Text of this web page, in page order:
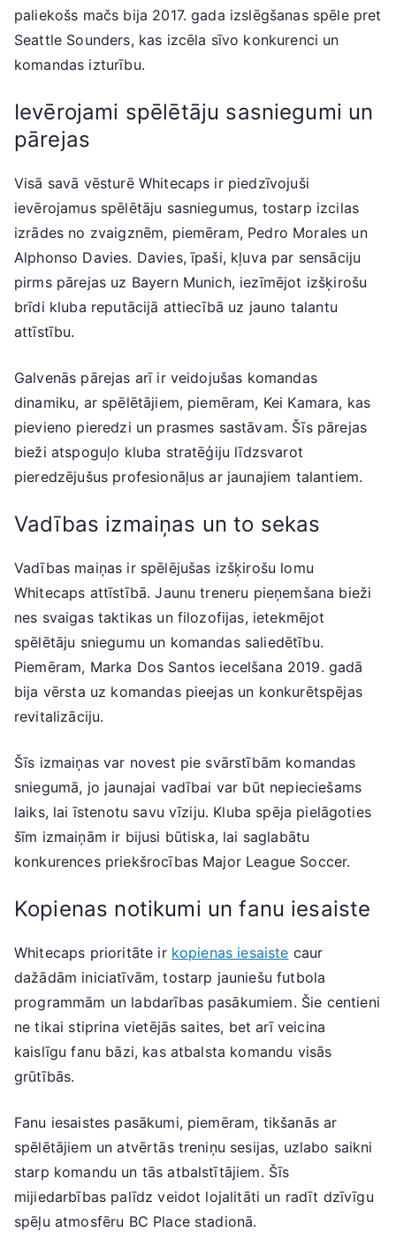
paliekošs mačs bija 2017. gada izslēgšanas spēle pret
Seattle Sounders, kas izcēla sīvo konkurenci un
komandas izturību.
Ievērojami spēlētāju sasniegumi un
pārejas
Visā savā vēsturē Whitecaps ir piedzīvojuši
ievērojamus spēlētāju sasniegumus, tostarp izcilas
izrādes no zvaigznēm, piemēram, Pedro Morales un
Alphonso Davies. Davies, īpaši, kļuva par sensāciju
pirms pārejas uz Bayern Munich, iezīmējot izšķirošu
brīdi kluba reputācijā attiecībā uz jauno talantu
attīstību.
Galvenās pārejas arī ir veidojušas komandas
dinamiku, ar spēlētājiem, piemēram, Kei Kamara, kas
pievieno pieredzi un prasmes sastāvam. Šīs pārejas
bieži atspoguļo kluba stratēģiju līdzsvarot
pieredzējušus profesionāļus ar jaunajiem talantiem.
Vadības izmaiņas un to sekas
Vadības maiņas ir spēlējušas izšķirošu lomu
Whitecaps attīstībā. Jaunu treneru pieņemšana bieži
nes svaigas taktikas un filozofijas, ietekmējot
spēlētāju sniegumu un komandas saliedētību.
Piemēram, Marka Dos Santos iecelšana 2019. gadā
bija vērsta uz komandas pieejas un konkurētspējas
revitalizāciju.
Šīs izmaiņas var novest pie svārstībām komandas
sniegumā, jo jaunajai vadībai var būt nepieciešams
laiks, lai īstenotu savu vīziju. Kluba spēja pielāgoties
šīm izmaiņām ir bijusi būtiska, lai saglabātu
konkurences priekšrocības Major League Soccer.
Kopienas notikumi un fanu iesaiste
Whitecaps prioritāte ir kopienas iesaiste caur
dažādām iniciatīvām, tostarp jauniešu futbola
programmām un labdarības pasākumiem. Šie centieni
ne tikai stiprina vietējās saites, bet arī veicina
kaislīgu fanu bāzi, kas atbalsta komandu visās
grūtībās.
Fanu iesaistes pasākumi, piemēram, tikšanās ar
spēlētājiem un atvērtās treniņu sesijas, uzlabo saikni
starp komandu un tās atbalstītājiem. Šīs
mijiedarbības palīdz veidot lojalitāti un radīt dzīvīgu
spēļu atmosfēru BC Place stadionā.